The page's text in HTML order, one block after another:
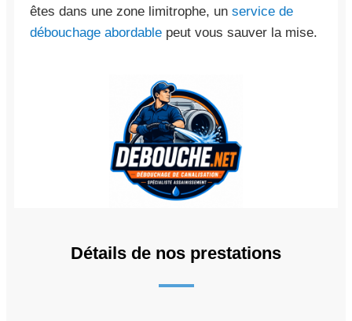
êtes dans une zone limitrophe, un service de
débouchage abordable peut vous sauver la mise.
Détails de nos prestations